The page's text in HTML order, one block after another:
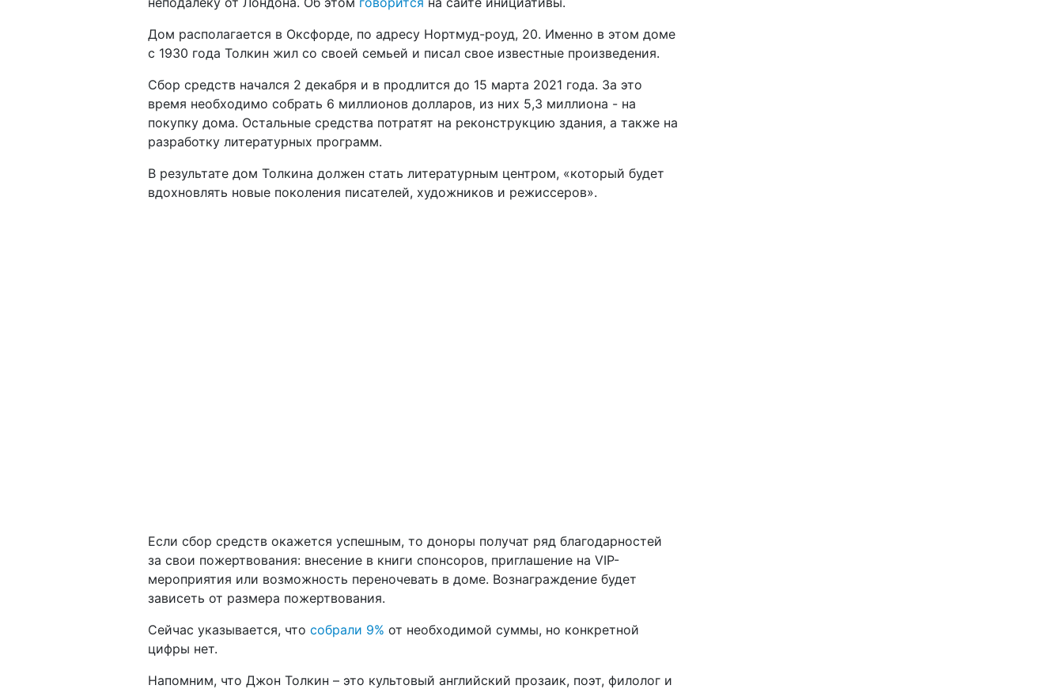
Дом располагается в Оксфорде, по адресу Нортмуд-роуд, 20. Именно в этом доме
с 1930 года Толкин жил со своей семьей и писал свое известные произведения.
Сбор средств начался 2 декабря и в продлится до 15 марта 2021 года. За это
время необходимо собрать 6 миллионов долларов, из них 5,3 миллиона - на
покупку дома. Остальные средства потратят на реконструкцию здания, а также на
разработку литературных программ.
В результате дом Толкина должен стать литературным центром, «который будет
вдохновлять новые поколения писателей, художников и режиссеров».
Если сбор средств окажется успешным, то доноры получат ряд благодарностей
за свои пожертвования: внесение в книги спонсоров, приглашение на VIP-
мероприятия или возможность переночевать в доме. Вознаграждение будет
зависеть от размера пожертвования.
Сейчас указывается, что собрали 9% от необходимой суммы, но конкретной
цифры нет.
Напомним, что Джон Толкин – это культовый английский прозаик, поэт, филолог и